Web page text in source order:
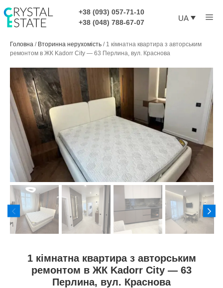
до
контенту
+38 (093) 057-71-10
+38 (048) 788-67-07
UA
Головна / Вторинна нерухомість / 1 кімнатна квартира з авторським
ремонтом в ЖК Kadorr City — 63 Перлина, вул. Краснова
1 кімнатна квартира з авторським
ремонтом в ЖК Kadorr City — 63
Перлина, вул. Краснова